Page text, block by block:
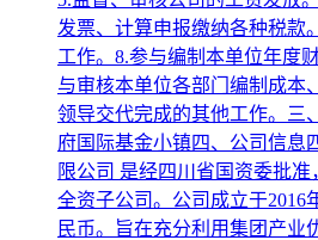
发票、计算申报缴纳各种税款
工作。8.参与编制本单位年度
与审核本单位各部门编制成本
领导交代完成的其他工作。三
府国际基金小镇四、公司信息
限公司 是经四川省国资委批
全资子公司。公司成立于2016
民币。旨在充分利用集团产业